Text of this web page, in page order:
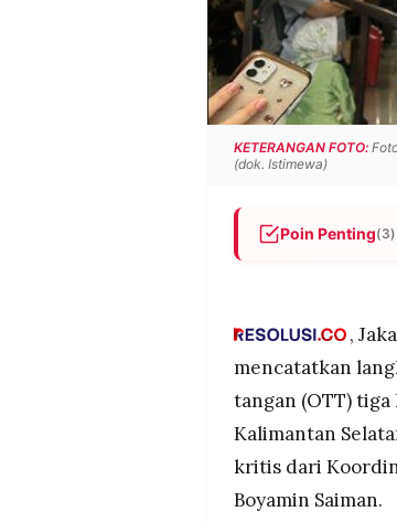
KETERANGAN FOTO:
(dok. Istimewa)
Poin Penting(3)
Boyamin
kasus proyek
Meski
mendukung
yang mangkrak.
,
mencatatkan
tangan (OTT)
Kalimantan
kritis dari
Boyamin Saiman.